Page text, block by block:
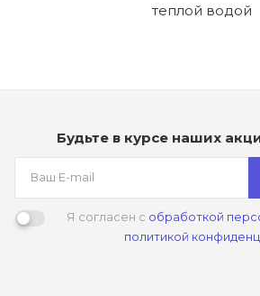
теплой водой
Будьте в курсе наших
Я согласен с обработкой
политикой